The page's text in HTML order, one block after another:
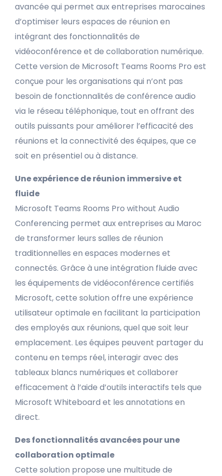
avancée qui permet aux entreprises marocaines
d’optimiser leurs espaces de réunion en
intégrant des fonctionnalités de
vidéoconférence et de collaboration numérique.
Cette version de Microsoft Teams Rooms Pro est
conçue pour les organisations qui n’ont pas
besoin de fonctionnalités de conférence audio
via le réseau téléphonique, tout en offrant des
outils puissants pour améliorer l’efficacité des
réunions et la connectivité des équipes, que ce
soit en présentiel ou à distance.
Une expérience de réunion immersive et
fluide
Microsoft Teams Rooms Pro without Audio
Conferencing permet aux entreprises au Maroc
de transformer leurs salles de réunion
traditionnelles en espaces modernes et
connectés. Grâce à une intégration fluide avec
les équipements de vidéoconférence certifiés
Microsoft, cette solution offre une expérience
utilisateur optimale en facilitant la participation
des employés aux réunions, quel que soit leur
emplacement. Les équipes peuvent partager du
contenu en temps réel, interagir avec des
tableaux blancs numériques et collaborer
efficacement à l’aide d’outils interactifs tels que
Microsoft Whiteboard et les annotations en
direct.
Des fonctionnalités avancées pour une
collaboration optimale
Cette solution propose une multitude de